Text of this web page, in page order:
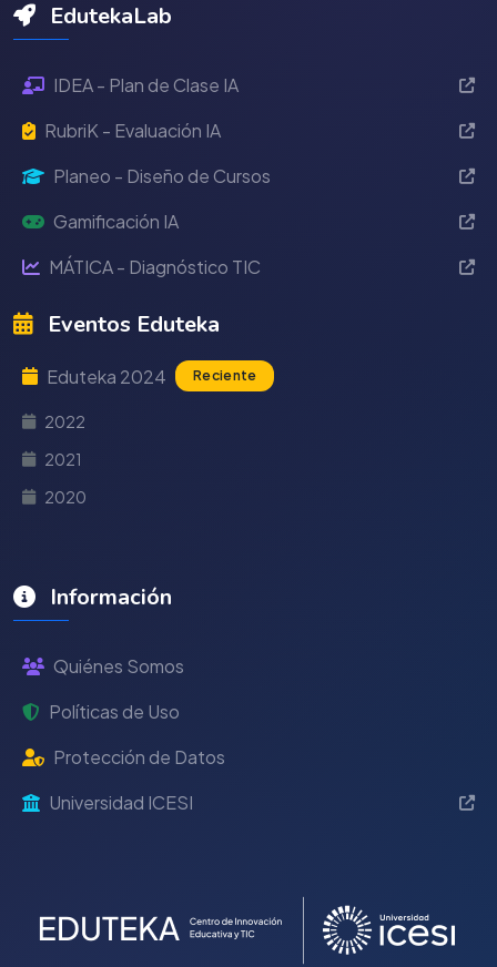
EdutekaLab
IDEA - Plan de Clase IA
RubriK - Evaluación IA
Planeo - Diseño de Cursos
Gamificación IA
MÁTICA - Diagnóstico TIC
Eventos Eduteka
Eduteka 2024 Reciente
2022
2021
2020
Información
Quiénes Somos
Políticas de Uso
Protección de Datos
Universidad ICESI